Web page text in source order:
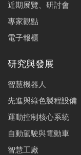
近期展覽、研討會
專家觀點
電子報櫃
研究與發展
智慧機器人
先進與綠色製程設備
運動控制核心系統
自動駕駛與電動車
智慧工廠